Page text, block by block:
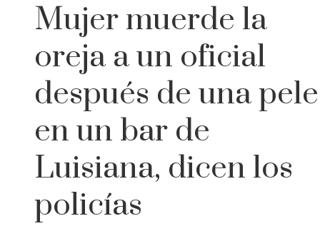
Mujer muerde la
oreja a un oficial
después de una
en un bar de
Luisiana, dicen los
policías